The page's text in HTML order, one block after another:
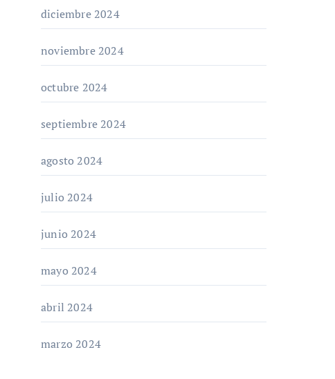
diciembre 2024
noviembre 2024
octubre 2024
septiembre 2024
agosto 2024
julio 2024
junio 2024
mayo 2024
abril 2024
marzo 2024